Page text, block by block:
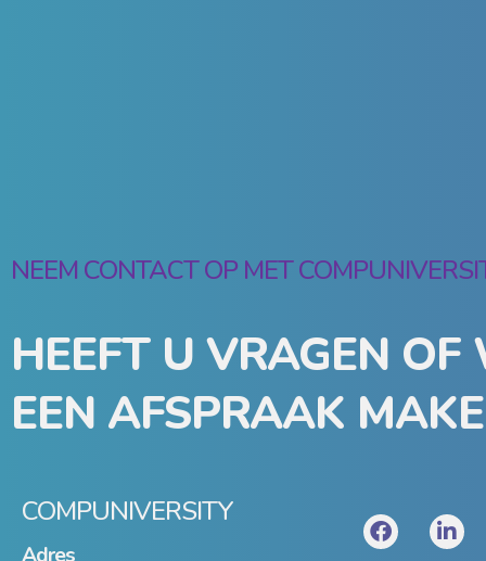
NEEM CONTACT OP MET
HEEFT U VRAGEN OF
EEN AFSPRAAK
COMPUNIVERSITY